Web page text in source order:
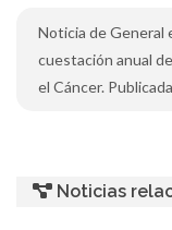
Noticia de General
cuestación anual
el Cáncer.
Noticias